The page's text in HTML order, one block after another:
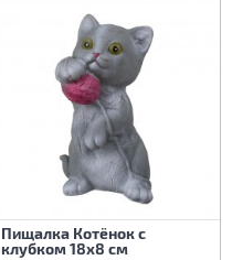
Пищалка Котёнок с
клубком 18х8 см